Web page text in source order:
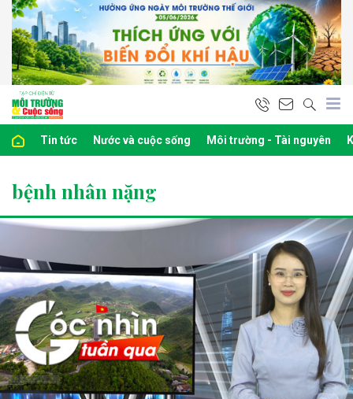
Tin tức Nước và cuộc sống Môi trường - Tài nguyên
bệnh nhân nặng